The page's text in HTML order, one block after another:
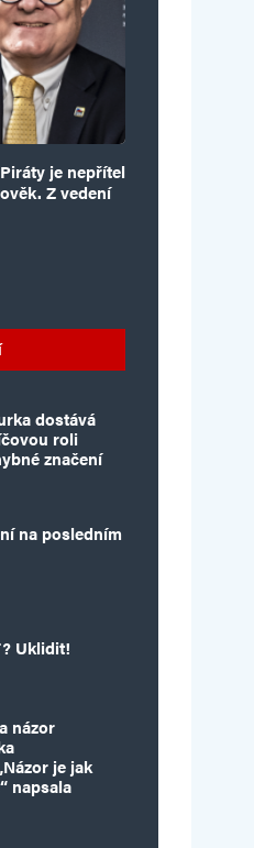
je nepřítel
Z vedení
dostává
roli
značení
na posledním
Uklidit!
názor
je jak
napsala